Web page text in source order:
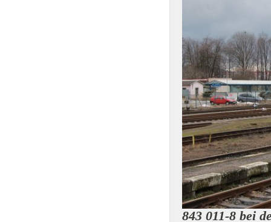
843 011-8 bei